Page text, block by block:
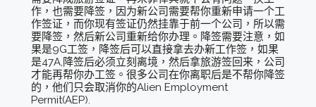
作，也需要降签，因为新公司需要帮你重新申请一个工
作签证，而你现有签证仍然挂靠于前一个公司，所以需
要降签，然后新公司重新给你办理。降签需要注意，如
果是9G工签，降签后可以直接拿去办新工作签，如果
是47A,降签后必须立刻离境，然后拿旅游签回来，公司
才能再帮你办工签。很多公司在你离职后是不帮你降签
的，他们只会取消你的Alien Employment
Permit(AEP).